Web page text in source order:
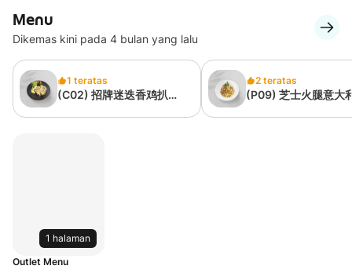
Menu
Dikemas kini pada 4 bulan yang lalu
1 teratas
(C02) 招牌迷迭香鸡扒
2 teratas
(P09) 芝士火腿意大
1 halaman
Outlet Menu